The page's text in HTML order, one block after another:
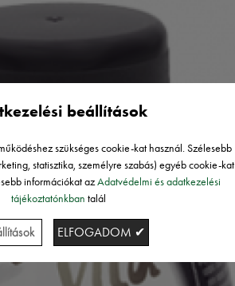
beállítások
szükséges cookie-kat használ. Szélesebb
statisztika, személyre szabás) egyéb cookie-kat
információkat azAdatvédelmi és adatkezelési
tájékoztatónkban talál
ELFOGADOM ✔